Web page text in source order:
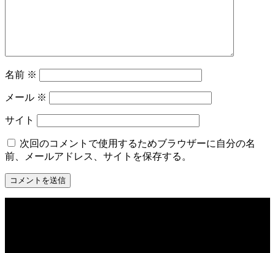
名前 ※
メール ※
サイト
次回のコメントで使用するためブラウザーに自分の名
前、メールアドレス、サイトを保存する。